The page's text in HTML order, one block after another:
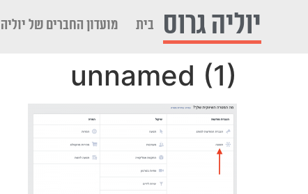
יוליה גרוס בית מועדון החברים של יוליה
unnamed (1)